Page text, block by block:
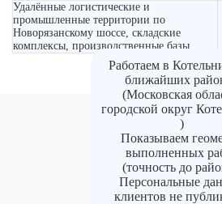
Удалённые логистические и
промышленные территории по
Новорязанскому шоссе, складские
комплексы, производственные базы
Работаем в
ближайших
(Московская
городской округ
)
Показываем
выполненных
(точность до
Персональные
клиентов не